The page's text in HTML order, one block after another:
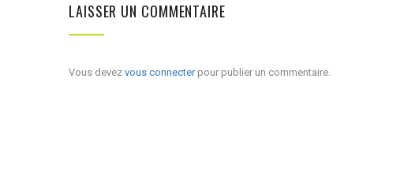
LAISSER UN COMMENTAIRE
Vous devez vous connecterpour publier un commentaire.